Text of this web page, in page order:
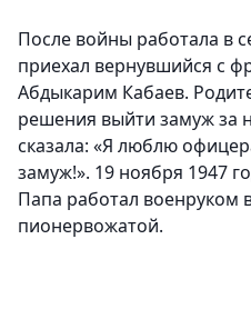
После войны работала в
приехал вернувшийся с
Абдыкарим Кабаев.
решения выйти замуж за
сказала: «Я люблю
замуж!». 19 ноября 1947
Папа работал военруком
пионервожатой.